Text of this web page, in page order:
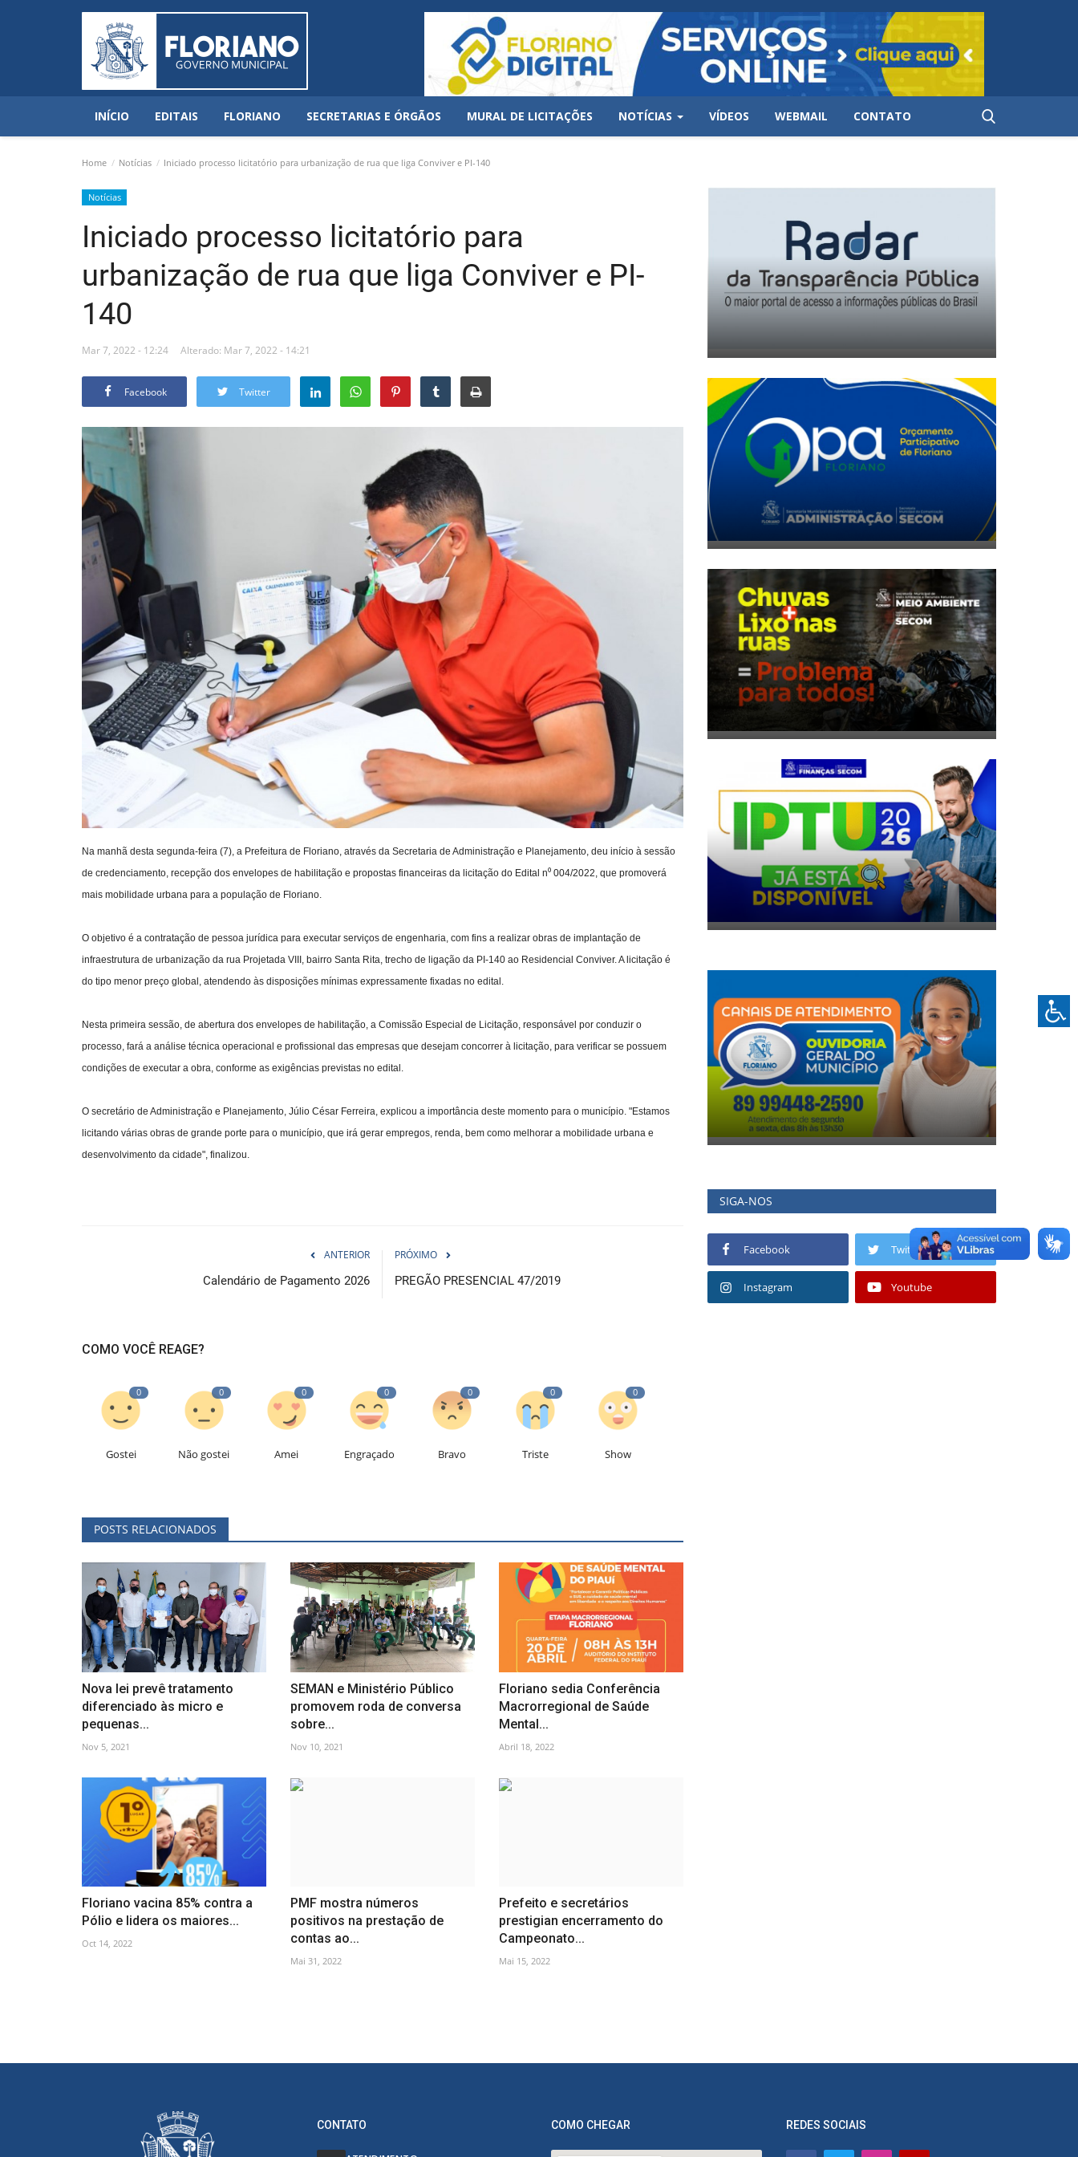
INÍCIO EDITAIS FLORIANO SECRETARIAS E ÓRGÃOS MURAL DE LICITAÇÕES NOTÍCIAS VÍDEOS WEBMAIL CONTATO
Home Notícias Iniciado processo licitatório para urbanização de rua que liga Conviver e PI-140
Notícias
Iniciado processo licitatório para
urbanização de rua que liga Conviver e PI-
140
Mar 7, 2022 - 12:24 Alterado: Mar 7, 2022 - 14:21
Facebook Twitter
Na manhã desta segunda-feira (7), a Prefeitura de Floriano, através da Secretaria de Administração e Planejamento, deu início à sessão
de credenciamento, recepção dos envelopes de habilitação e propostas financeiras da licitação do Edital n⁰ 004/2022, que promoverá
mais mobilidade urbana para a população de Floriano.
O objetivo é a contratação de pessoa jurídica para executar serviços de engenharia, com fins a realizar obras de implantação de
infraestrutura de urbanização da rua Projetada VIII, bairro Santa Rita, trecho de ligação da PI-140 ao Residencial Conviver. A licitação é
do tipo menor preço global, atendendo às disposições mínimas expressamente fixadas no edital.
Nesta primeira sessão, de abertura dos envelopes de habilitação, a Comissão Especial de Licitação, responsável por conduzir o
processo, fará a análise técnica operacional e profissional das empresas que desejam concorrer à licitação, para verificar se possuem
condições de executar a obra, conforme as exigências previstas no edital.
O secretário de Administração e Planejamento, Júlio César Ferreira, explicou a importância deste momento para o município. "Estamos
licitando várias obras de grande porte para o município, que irá gerar empregos, renda, bem como melhorar a mobilidade urbana e
desenvolvimento da cidade", finalizou.
ANTERIOR
Calendário de Pagamento 2026
PRÓXIMO
PREGÃO PRESENCIAL 47/2019
COMO VOCÊ REAGE?
0
Gostei
0
Não gostei
0
Amei
0
Engraçado
0
Bravo
0
Triste
0
Show
POSTS RELACIONADOS
Nova lei prevê tratamento
diferenciado às micro e
pequenas...
Nov 5, 2021
SEMAN e Ministério Público
promovem roda de conversa
sobre...
Nov 10, 2021
Floriano sedia Conferência
Macrorregional de Saúde
Mental...
Abril 18, 2022
Floriano vacina 85% contra a
Pólio e lidera os maiores...
Oct 14, 2022
PMF mostra números
positivos na prestação de
contas ao...
Mai 31, 2022
Prefeito e secretários
prestigian encerramento do
Campeonato...
Mai 15, 2022
SIGA-NOS
Facebook Twitter
Instagram Youtube
CONTATO COMO CHEGAR REDES SOCIAIS